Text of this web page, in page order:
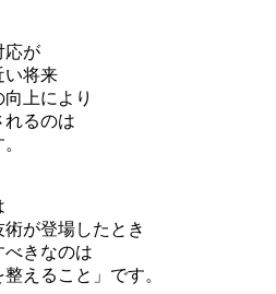
応が
い将来
上により
れるのは
が登場したとき
きなのは
えること」です。